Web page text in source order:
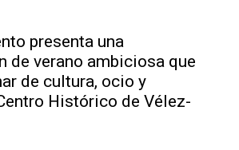
presenta una
de verano ambiciosa que
de cultura, ocio y
Histórico de Vélez-